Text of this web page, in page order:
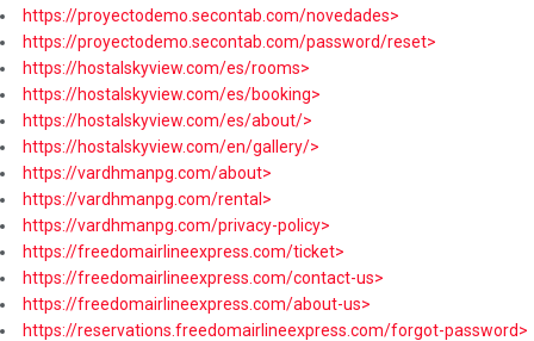
https://proyectodemo.secontab.com/novedades>
https://proyectodemo.secontab.com/password/reset>
https://hostalskyview.com/es/rooms>
https://hostalskyview.com/es/booking>
https://hostalskyview.com/es/about/>
https://hostalskyview.com/en/gallery/>
https://vardhmanpg.com/about>
https://vardhmanpg.com/rental>
https://vardhmanpg.com/privacy-policy>
https://freedomairlineexpress.com/ticket>
https://freedomairlineexpress.com/contact-us>
https://freedomairlineexpress.com/about-us>
https://reservations.freedomairlineexpress.com/forgot-password>